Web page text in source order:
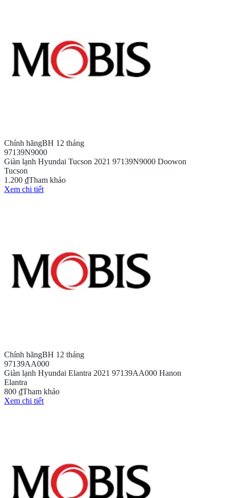
Chính hãngBH 12 tháng
97139N9000
Giàn lạnh Hyundai Tucson 2021 97139N9000 Doowon
Tucson
1.200 ₫Tham khảo
Xem chi tiết
Chính hãngBH 12 tháng
97139AA000
Giàn lạnh Hyundai Elantra 2021 97139AA000 Hanon
Elantra
800 ₫Tham khảo
Xem chi tiết